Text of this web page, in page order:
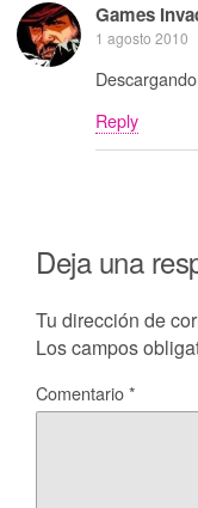
Games
1 agosto 2010
Reply
Deja una
Tu dirección de
Los campos
Comentario*